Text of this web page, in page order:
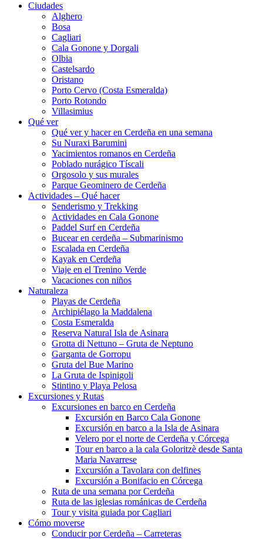
Ciudades
Alghero
Bosa
Cagliari
Cala Gonone y Dorgali
Olbia
Castelsardo
Oristano
Porto Cervo (Costa Esmeralda)
Porto Rotondo
Villasimius
Qué ver
Qué ver y hacer en Cerdeña en una semana
Su Nuraxi Barumini
Yacimientos romanos en Cerdeña
Poblado nurágico Tíscali
Orgosolo y sus murales
Parque Geominero de Cerdeña
Actividades – Qué hacer
Senderismo y Trekking
Actividades en Cala Gonone
Paddel Surf en Cerdeña
Bucear en cerdeña – Submarinismo
Escalada en Cerdeña
Kayak en Cerdeña
Viaje en el Trenino Verde
Vacaciones con niños
Naturaleza
Playas de Cerdeña
Archipiélago la Maddalena
Costa Esmeralda
Reserva Natural Isla de Asinara
Grotta di Nettuno – Gruta de Neptuno
Garganta de Gorropu
Gruta del Bue Marino
La Gruta de Ispinigoli
Stintino y Playa Pelosa
Excursiones y Rutas
Excursiones en barco en Cerdeña
Excursión en Barco Cala Gonone
Excursión en barco a la Isla de Asinara
Velero por el norte de Cerdeña y Córcega
Tour en barco a la cala Goloritzè desde Santa
Maria Navarrese
Excursión a Tavolara con delfines
Excursión a Bonifacio en Córcega
Ruta de una semana por Cerdeña
Ruta de las iglesias románicas de Cerdeña
Tour y visita guiada por Cagliari
Cómo moverse
Conducir por Cerdeña – Carreteras